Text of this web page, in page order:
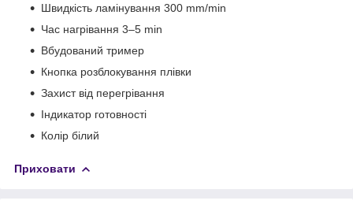
Швидкість ламінування 300 mm/min
Час нагрівання 3–5 min
Вбудований тример
Кнопка розблокування плівки
Захист від перегрівання
Індикатор готовності
Колір білий
Приховати